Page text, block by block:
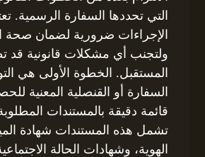
التي تحددها السفارة الرسمية.
الإجراءات ضرورية لضمان صحة
ولتجنب أي مشكلات قانونية قد
المستقبل. الخطوة الأولى هي
السفارة أو القنصلية المعنية
قائمة دقيقة بالمستندات
تشمل هذه المستندات شهادة
الهوية، وشهادات الحالة